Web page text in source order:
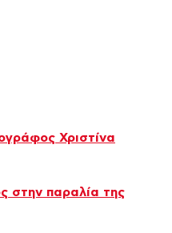
Χριστίνα
στην παραλία της